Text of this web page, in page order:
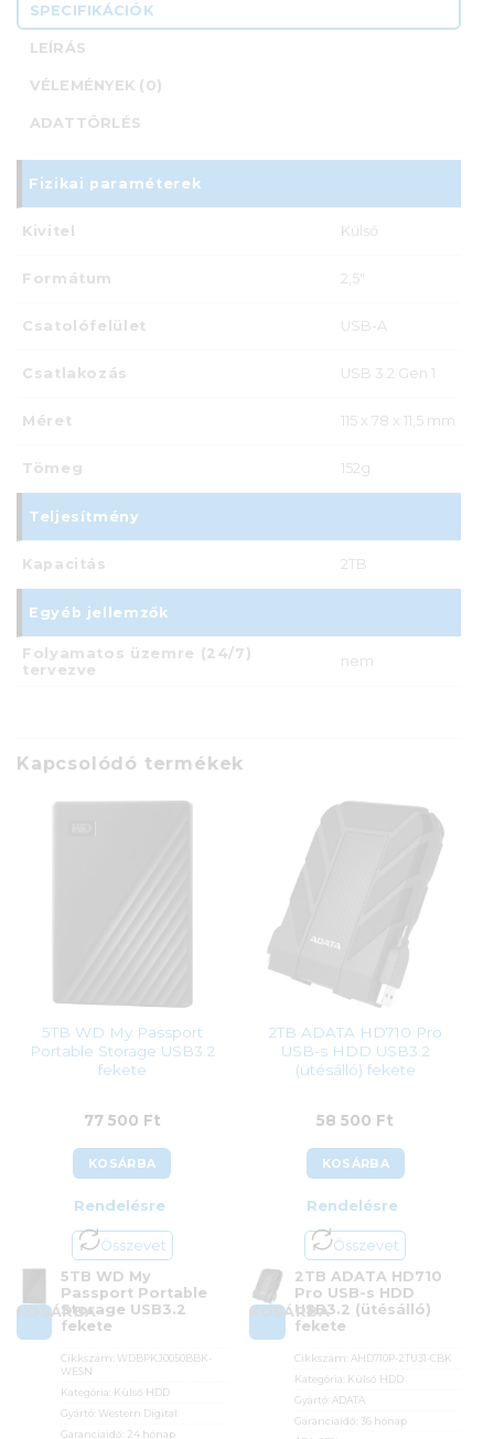
SPECIFIKÁCIÓK
LEÍRÁS
VÉLEMÉNYEK (0)
ADATTÖRLÉS
Fizikai paraméterek
Kivitel Külső
Formátum 2,5"
Csatolófelület USB-A
Csatlakozás USB 3.2 Gen 1
Méret 115 x 78 x 11,5 mm
Tömeg 152g
Teljesítmény
Kapacitás 2TB
Egyéb jellemzők
Folyamatos üzemre (24/7)
tervezve
nem
Kapcsolódó termékek
5TB WD My Passport
Portable Storage USB3.2
fekete
77 500 Ft
KOSÁRBA
Rendelésre
Összevet
KOSÁRBA
5TB WD My
Passport Portable
Storage USB3.2
fekete
Cikkszám: WDBPKJ0050BBK-
WESN
Kategória: Külső HDD
Gyártó: Western Digital
Garanciaidő: 24 hónap
2TB ADATA HD710 Pro
USB-s HDD USB3.2
(ütésálló) fekete
58 500 Ft
KOSÁRBA
Rendelésre
Összevet
KOSÁRBA
2TB ADATA HD710
Pro USB-s HDD
USB3.2 (ütésálló)
fekete
Cikkszám: AHD710P-2TU31-CBK
Kategória: Külső HDD
Gyártó: ADATA
Garanciaidő: 36 hónap